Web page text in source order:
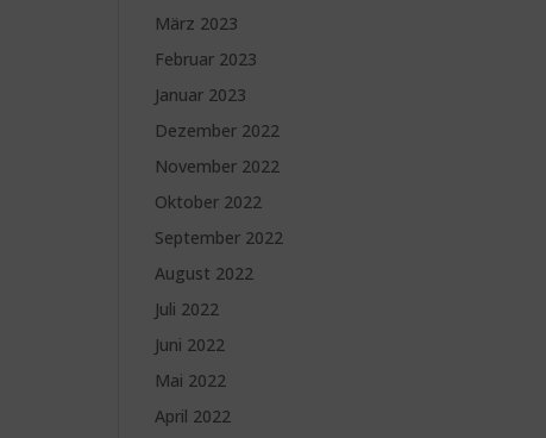
März 2023
Februar 2023
Januar 2023
Dezember 2022
November 2022
Oktober 2022
September 2022
August 2022
Juli 2022
Juni 2022
Mai 2022
April 2022